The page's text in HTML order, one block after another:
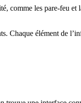
comme les pare-feu
Chaque élément de